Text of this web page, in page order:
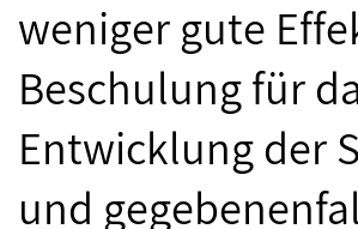
weniger gute
Beschulung für
Entwicklung der
und